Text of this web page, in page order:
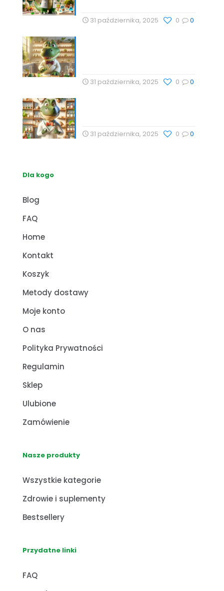
31 października, 2025 0
0
31 października, 2025 0
0
31 października, 2025 0
0
Dla kogo
Blog
FAQ
Home
Kontakt
Koszyk
Metody dostawy
Moje konto
O nas
Polityka Prywatności
Regulamin
Sklep
Ulubione
Zamówienie
Nasze produkty
Wszystkie kategorie
Zdrowie i suplementy
Bestsellery
Przydatne linki
FAQ